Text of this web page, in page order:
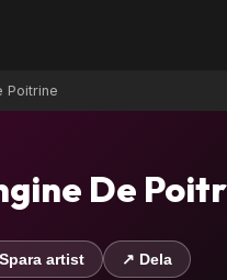
Poitrine
De
artist ↗ Dela